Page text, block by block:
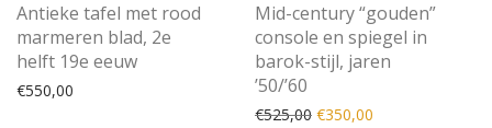
Antieke tafel met rood
marmeren blad, 2e
helft 19e eeuw
€550,00
Mid-century “gouden”
console en spiegel in
barok-stijl, jaren
’50/’60
€525,00 Oorspronkelijke prijs
€350,00